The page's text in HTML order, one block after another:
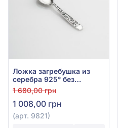
Ложка загребушка из
серебра 925° без
вставки, арт. 9821
1 680,00 грн
1 008,00 грн
(арт. 9821)